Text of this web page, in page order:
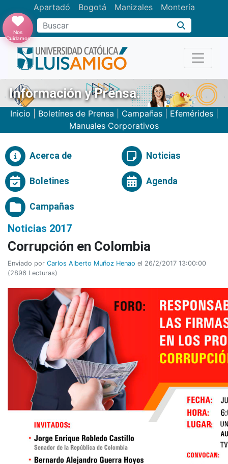
Apartadó Bogotá Manizales Montería
Buscar
Nos
Cuidamos
Información y Prensa.
Inicio Boletínes de Prensa Campañas| Efemérides|
Manuales Corporativos
Acerca de Noticias
Boletines Agenda
Campañas
Noticias 2017
Corrupción en Colombia
Enviado por Carlos Alberto Muñoz Henao el 26/2/2017 13:00:00
(2896 Lecturas)